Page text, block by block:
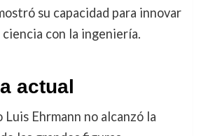
su capacidad para innovar
con la ingeniería.
actual
Ehrmann no alcanzó la